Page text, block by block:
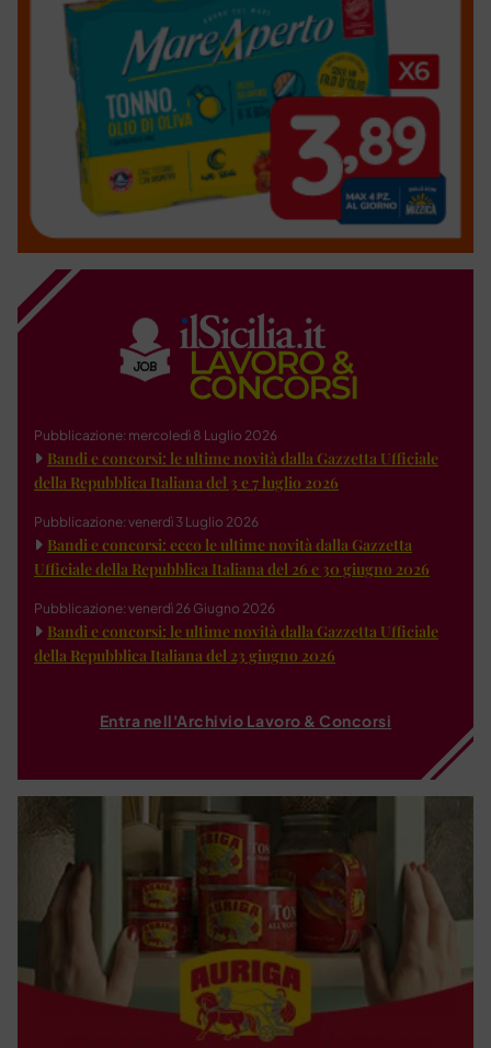
Pubblicazione: mercoledì 8 Luglio 2026
Bandi e concorsi: le ultime novità dalla Gazzetta Ufficiale
della Repubblica Italiana del 3 e 7 luglio 2026
Pubblicazione: venerdì 3 Luglio 2026
Bandi e concorsi: ecco le ultime novità dalla Gazzetta
Ufficiale della Repubblica Italiana del 26 e 30 giugno 2026
Pubblicazione: venerdì 26 Giugno 2026
Bandi e concorsi: le ultime novità dalla Gazzetta Ufficiale
della Repubblica Italiana del 23 giugno 2026
Entra nell'Archivio Lavoro & Concorsi